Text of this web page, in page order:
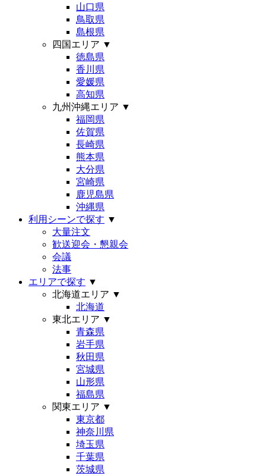
山口県
鳥取県
島根県
四国エリア ▼
徳島県
香川県
愛媛県
高知県
九州沖縄エリア ▼
福岡県
佐賀県
長崎県
熊本県
大分県
宮崎県
鹿児島県
沖縄県
利用シーンで探す ▼
大量注文
歓送迎会・懇親会
会議
法事
エリアで探す ▼
北海道エリア ▼
北海道
東北エリア ▼
青森県
岩手県
秋田県
宮城県
山形県
福島県
関東エリア ▼
東京都
神奈川県
埼玉県
千葉県
茨城県